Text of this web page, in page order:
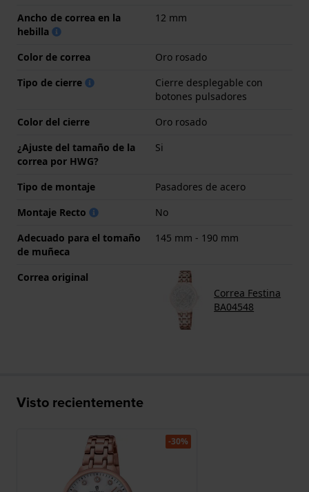
Ancho de correa en la
hebilla
12 mm
Color de correa
Oro rosado
Tipo de cierre
Cierre desplegable con
botones pulsadores
Color del cierre
Oro rosado
¿Ajuste del tamaño de la
correa por HWG?
Si
Tipo de montaje
Pasadores de acero
Montaje Recto
No
Adecuado para el tomaño
de muñeca
145 mm - 190 mm
Correa original
Correa Festina
BA04548
Visto recientemente
-30%